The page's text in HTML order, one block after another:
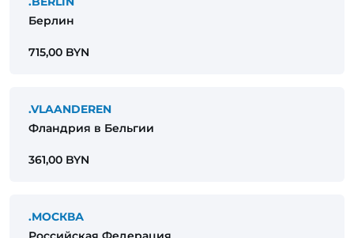
Берлин
715,00 BYN
.VLAANDEREN
Фландрия в Бельгии
361,00 BYN
.МОСКВА